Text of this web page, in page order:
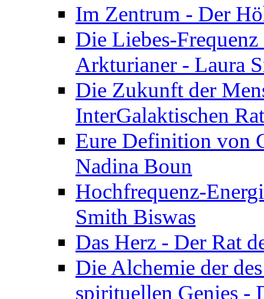
Im Zentrum - Der
Die Liebes-
Arkturianer - Laura
Die Zukunft der
InterGalaktischen
Eure Definition von
Nadina Boun
Hochfrequenz-
Smith Biswas
Das Herz - Der Rat
Die Alchemie der
spirituellen Genies -